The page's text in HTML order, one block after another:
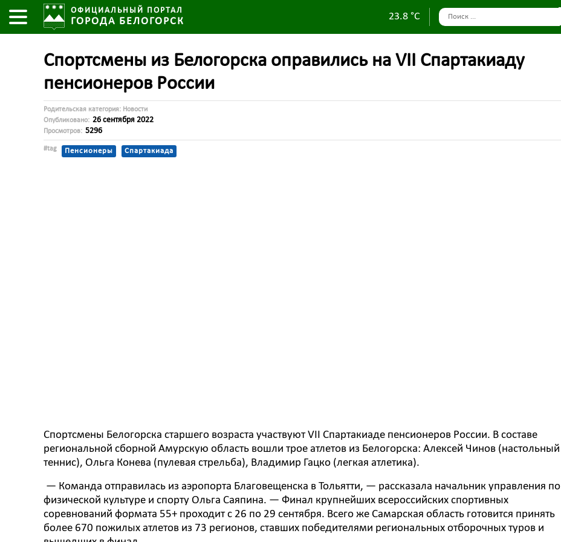
ОФИЦИАЛЬНЫЙ ПОРТАЛ
ГОРОДА БЕЛОГОРСК 23.8 °C
Спортсмены из Белогорска оправились на VII Спартакиаду
пенсионеров России
Родительская категория: Новости
Опубликовано: 26 сентября 2022
Просмотров: 5296
#tag Пенсионеры Спартакиада
Спортсмены Белогорска старшего возраста участвуют VII Спартакиаде пенсионеров России. В составе
региональной сборной Амурскую область вошли трое атлетов из Белогорска: Алексей Чинов (настольный
теннис), Ольга Конева (пулевая стрельба), Владимир Гацко (легкая атлетика).
— Команда отправилась из аэропорта Благовещенска в Тольятти, — рассказала начальник управления по
физической культуре и спорту Ольга Саяпина. — Финал крупнейших всероссийских спортивных
соревнований формата 55+ проходит с 26 по 29 сентября. Всего же Самарская область готовится принять
более 670 пожилых атлетов из 73 регионов, ставших победителями региональных отборочных туров и